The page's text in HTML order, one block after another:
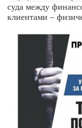
суда между
клиентами –